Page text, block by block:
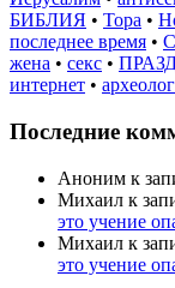
БИБЛИЯ • Тора •
последнее время •
жена • секс •
интернет •
Последние
Аноним к
Михаил к
это учение
Михаил к
это учение